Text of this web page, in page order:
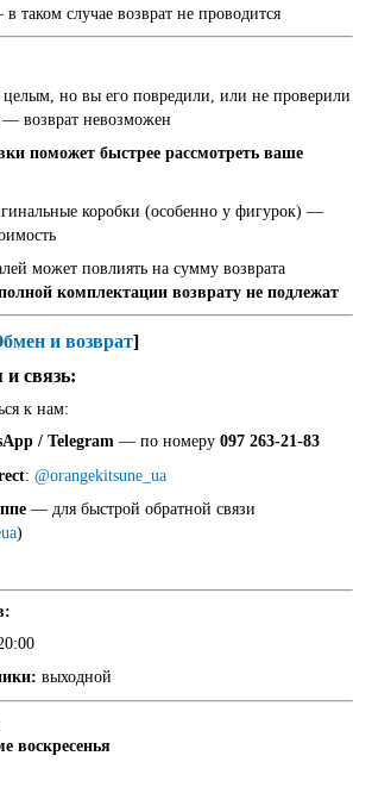
таком случае возврат не проводится
но вы его повредили, или не проверили
возврат невозможен
поможет быстрее рассмотреть ваше
коробки (особенно у фигурок) —
может повлиять на сумму возврата
комплектации возврату не подлежат
и возврат]
и связь:
к нам:
/ Telegram — по номеру 097 263-21-83
: @orangekitsune_ua
— для быстрой обратной связи
)
выходной
воскресенья